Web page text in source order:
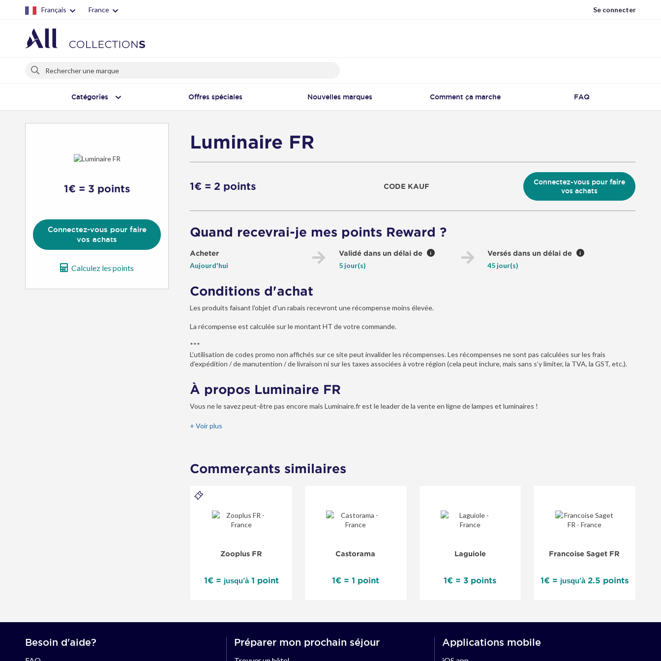
Français France Se connecter
Rechercher
Catégories Offres spéciales Nouvelles marques Comment ça marche FAQ
1€ = 3 points
Connectez-vous pour faire
vos achats
Calculez les points
Luminaire FR
1€ = 2 points CODE KAUF
Connectez-vous pour faire
vos achats
Quand recevrai-je mes points Reward ?
Acheter
Aujourd'hui
Validé dans un délai de i
5 jour(s)
Versés dans un délai de i
45 jour(s)
Conditions d'achat
Les produits faisant l'objet d'un rabais recevront une récompense moins élevée.
La récompense est calculée sur le montant HT de votre commande.
***
L’utilisation de codes promo non affichés sur ce site peut invalider les récompenses. Les récompenses ne sont pas calculées sur les frais
d’expédition / de manutention / de livraison ni sur les taxes associées à votre région (cela peut inclure, mais sans s’y limiter, la TVA, la GST, etc.).
À propos Luminaire FR
Vous ne le savez peut-être pas encore mais Luminaire.fr est le leader de la vente en ligne de lampes et luminaires !
Chacun a besoin de s’éclairer, nous vous proposons un très large choix de luminaires, plus de 43 000 références actuellement, pour la maison, le
+ Voir plus
Commerçants similaires
Zooplus FR
1€ = jusqu’à1 point
d'achat
Castorama
1€ = 1 point
Laguiole
1€ = 3 points
Francoise Saget FR
1€ = jusqu’à2.5 points
Besoin d'aide? Préparer mon prochain séjour Applications mobile